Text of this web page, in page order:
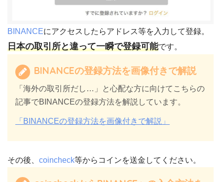
BINANCEにアクセスしたらアドレス等を入力して登録。
日本の取引所と違って一瞬で登録可能です。
BINANCEの登録方法を画像付きで解説
「海外の取引所だし…」と心配な方に向けてこちらの
記事でBINANCEの登録方法を解説しています。
「BINANCEの登録方法を画像付きで解説」
その後、 coincheck等からコインを送金してください。